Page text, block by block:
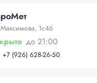
Максимова, 1с46
до 21:00
+7 (926) 628-26-50